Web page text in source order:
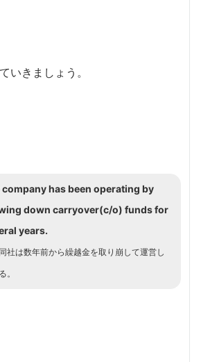
いきましょう。
company has been operating by
down carryover(c/o) funds for
years.
同社は数年前から繰越金を取り崩して運営し
。